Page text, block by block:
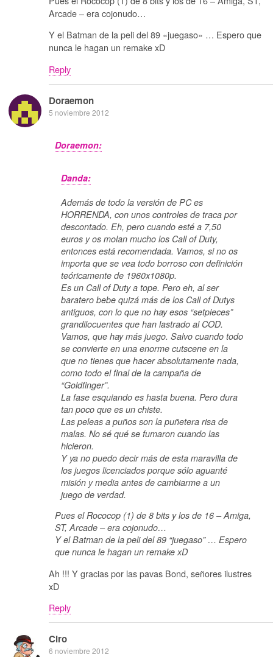
Arcade – era cojonudo…
Y el Batman de la peli del 89 «juegaso» … Espero que
nunca le hagan un remake xD
Reply
Doraemon
5 noviembre 2012
Doraemon:
Danda:
Además de todo la versión de PC es
HORRENDA, con unos controles de traca por
descontado. Eh, pero cuando esté a 7,50
euros y os molan mucho los Call of Duty,
entonces está recomendada. Vamos, si no os
importa que se vea todo borroso con definición
teóricamente de 1960x1080p.
Es un Call of Duty a tope. Pero eh, al ser
baratero bebe quizá más de los Call of Dutys
antiguos, con lo que no hay esos “setpieces”
grandilocuentes que han lastrado al COD.
Vamos, que hay más juego. Salvo cuando todo
se convierte en una enorme cutscene en la
que no tienes que hacer absolutamente nada,
como todo el final de la campaña de
“Goldfinger”.
La fase esquiando es hasta buena. Pero dura
tan poco que es un chiste.
Las peleas a puños son la puñetera risa de
malas. No sé qué se fumaron cuando las
hicieron.
Y ya no puedo decir más de esta maravilla de
los juegos licenciados porque sólo aguanté
misión y media antes de cambiarme a un
juego de verdad.
Pues el Rococop (1) de 8 bits y los de 16 – Amiga,
ST, Arcade – era cojonudo…
Y el Batman de la peli del 89 “juegaso” … Espero
que nunca le hagan un remake xD
Ah !!! Y gracias por las pavas Bond, señores ilustres
xD
Reply
Ciro
6 noviembre 2012